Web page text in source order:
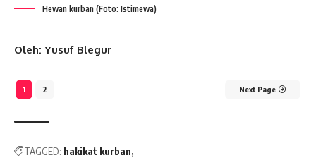
Hewan kurban (Foto: Istimewa)
Oleh: Yusuf Blegur
1 2 Next Page
TAGGED: hakikat kurban